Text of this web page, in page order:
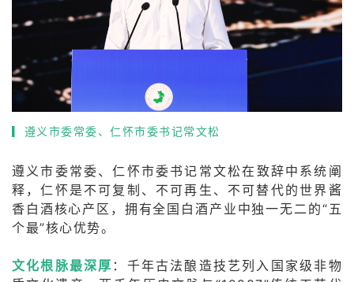
遵义市委常委、仁怀市委书记常文松
遵义市委常委、仁怀市委书记 常文松在致辞中系统阐
释，仁怀是不可复制、不可再生、不可替代的世界酱
香白酒核心产区，拥有全国白酒产业中独一无二的“五
个最”核心优势。
文化根脉最深厚 ：千年古法酿造技艺列入国家级非物